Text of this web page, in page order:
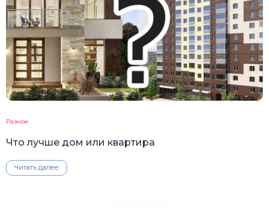
Разное
Что лучше дом или квартира
Читать далее